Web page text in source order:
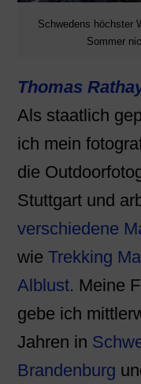
Schwedens höchster
Sommer
Thomas
Als staatlich
ich mein
die
Stuttgart und
verschiedene
wie Trekking
Alblust. Meine
gebe ich
Jahren in
Brandenburg